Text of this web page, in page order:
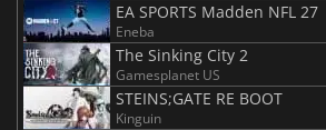
EA SPORTS Madden NFL 27
Eneba
The Sinking City 2
Gamesplanet US
STEINS;GATE RE BOOT
Kinguin